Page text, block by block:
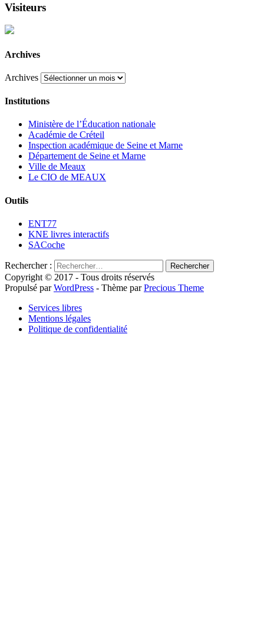
Visiteurs
Archives
Archives
Institutions
Ministère de l’Éducation nationale
Académie de Créteil
Inspection académique de Seine et Marne
Département de Seine et Marne
Ville de Meaux
Le CIO de MEAUX
Outils
ENT77
KNE livres interactifs
SACoche
Rechercher :
Copyright © 2017 - Tous droits réservés
Propulsé parWordPress - Thème parPrecious Theme
Services libres
Mentions légales
Politique de confidentialité